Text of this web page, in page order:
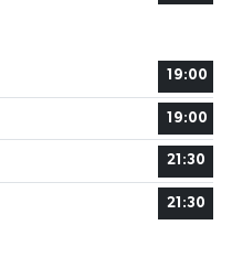
19:00
19:00
21:30
21:30